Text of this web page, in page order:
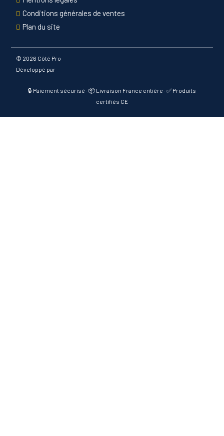
Conditions générales de ventes
Plan du site
© 2026 Côté Pro
Développé par
🔒 Paiement sécurisé · 📦 Livraison France entière · ✅ Produits
certifiés CE